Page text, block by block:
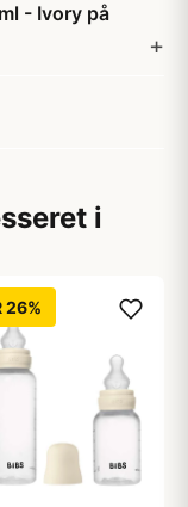
- Ivory på
i
26%